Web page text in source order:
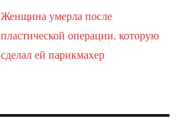
Женщина умерла после
пластической операции, которую
сделал ей парикмахер